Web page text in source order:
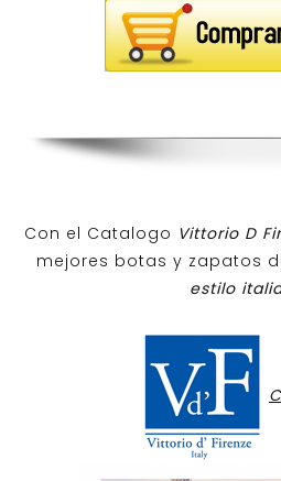
Con el Catalogo Vittorio D
mejores botas y zapatos
estilo